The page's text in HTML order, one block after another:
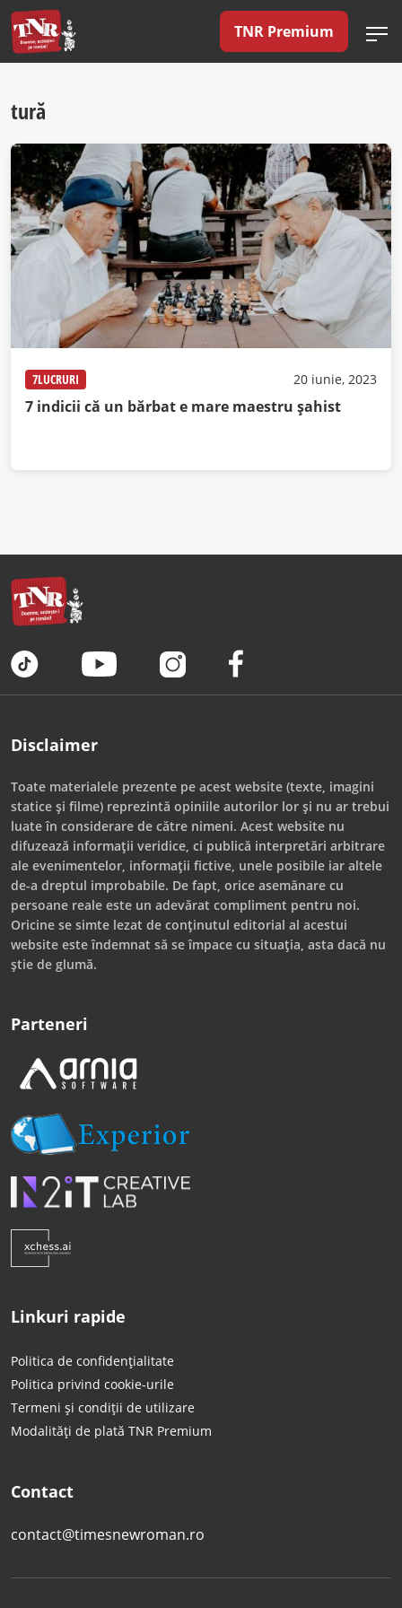
TNR Premium
tură
7LUCRURI 20 iunie, 2023
7 indicii că un bărbat e mare maestru șahist
Disclaimer
Toate materialele prezente pe acest website (texte, imagini
statice și filme) reprezintă opiniile autorilor lor și nu ar trebui
luate în considerare de către nimeni. Acest website nu
difuzează informații veridice, ci publică interpretări arbitrare
ale evenimentelor, informații fictive, unele posibile iar altele
de-a dreptul improbabile. De fapt, orice asemănare cu
persoane reale este un adevărat compliment pentru noi.
Oricine se simte lezat de conținutul editorial al acestui
website este îndemnat să se împace cu situația, asta dacă nu
știe de glumă.
Parteneri
Linkuri rapide
Politica de confidențialitate
Politica privind cookie-urile
Termeni și condiții de utilizare
Modalități de plată TNR Premium
Contact
contact@timesnewroman.ro